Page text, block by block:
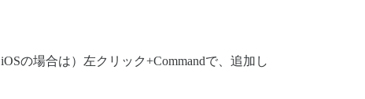
の場合は）左クリック+Commandで、追加し